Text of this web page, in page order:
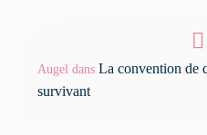
Augel dans La convention de
survivant